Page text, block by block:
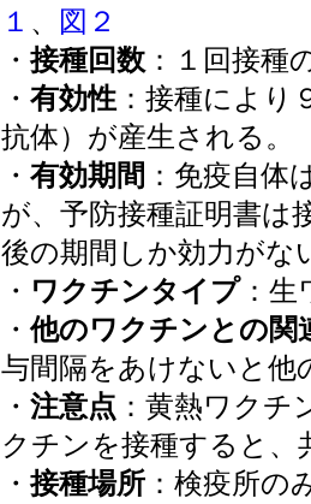
１ 、
図２
・接種回数 ：１回接種
・ 有効性 ：接種により
抗体）が産生される。
・ 有効期間 ：免疫自体
が、予防接種証明書は
後の期間しか効力がな
・ ワクチンタイプ：生
・他のワクチンとの関
与間隔をあけないと他
・ 注意点 ：黄熱ワクチ
クチンを接種すると、
・接種場所 ：検疫所の